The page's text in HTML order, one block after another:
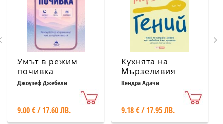
Умът в режим
почивка
Джоузеф Джебели
9.00 € / 17.60 ЛВ.
Кухнята на
Мързеливия
гений
Кендра Адачи
9.18 € / 17.95 ЛВ.